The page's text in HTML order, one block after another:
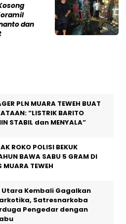
dan
PLN MUARA TEWEH BUAT
“LISTRIK BARITO
STABIL dan MENYALA”
ROKO POLISI BEKUK
BAWA SABU 5 GRAM DI
TEWEH
Utara Kembali Gagalkan
Satresnarkoba
Pengedar dengan